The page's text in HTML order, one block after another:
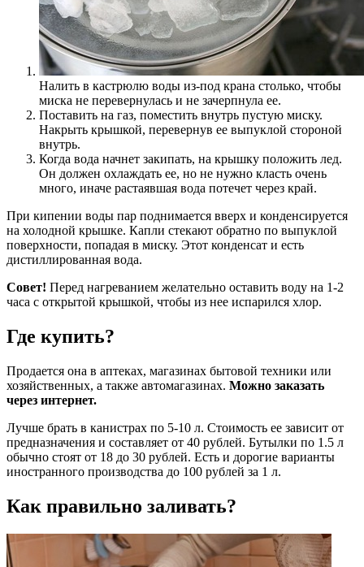
Налить в кастрюлю воды из-под крана столько, чтобы
миска не перевернулась и не зачерпнула ее.
Поставить на газ, поместить внутрь пустую миску.
Накрыть крышкой, перевернув ее выпуклой стороной
внутрь.
Когда вода начнет закипать, на крышку положить лед.
Он должен охлаждать ее, но не нужно класть очень
много, иначе растаявшая вода потечет через край.
При кипении воды пар поднимается вверх и конденсируется
на холодной крышке. Капли стекают обратно по выпуклой
поверхности, попадая в миску. Этот конденсат и есть
дистиллированная вода.
Совет! Перед нагреванием желательно оставить воду на 1-2
часа с открытой крышкой, чтобы из нее испарился хлор.
Где купить?
Продается она в аптеках, магазинах бытовой техники или
хозяйственных, а также автомагазинах. Можно заказать
через интернет.
Лучше брать в канистрах по 5-10 л. Стоимость ее зависит от
предназначения и составляет от 40 рублей. Бутылки по 1.5 л
обычно стоят от 18 до 30 рублей. Есть и дорогие варианты
иностранного производства до 100 рублей за 1 л.
Как правильно заливать?